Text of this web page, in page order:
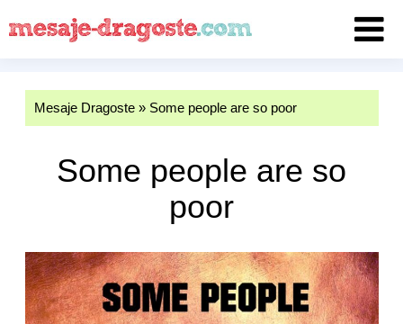
Mesaje Dragoste» Some people are so poor
Some people are so
poor